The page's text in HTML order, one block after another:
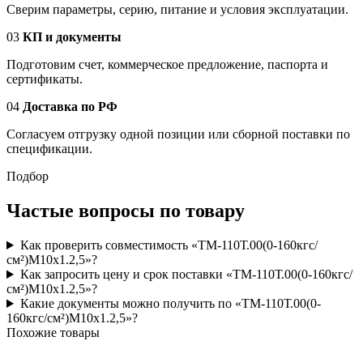
Сверим параметры, серию, питание и условия эксплуатации.
03 КП и документы
Подготовим счет, коммерческое предложение, паспорта и
сертификаты.
04 Доставка по РФ
Согласуем отгрузку одной позиции или сборной поставки по
спецификации.
Подбор
Частые вопросы по товару
Как проверить совместимость «ТМ-110Т.00(0-160кгс/
см²)M10x1.2,5»?
Как запросить цену и срок поставки «ТМ-110Т.00(0-160кгс/
см²)M10x1.2,5»?
Какие документы можно получить по «ТМ-110Т.00(0-
160кгс/см²)M10x1.2,5»?
Похожие товары